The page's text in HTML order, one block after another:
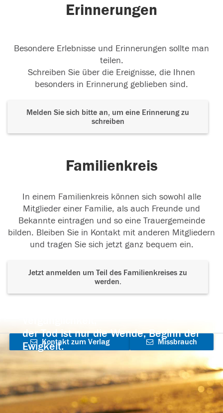
Erinnerungen
Besondere Erlebnisse und Erinnerungen sollte man
teilen.
Schreiben Sie über die Ereignisse, die Ihnen
besonders in Erinnerung geblieben sind.
Melden Sie sich bitte an, um eine Erinnerung zu
schreiben
Familienkreis
In einem Familienkreis können sich sowohl alle
Mitglieder einer Familie, als auch Freunde und
Bekannte eintragen und so eine Trauergemeinde
bilden. Bleiben Sie in Kontakt mit anderen Mitgliedern
und tragen Sie sich jetzt ganz bequem ein.
Jetzt anmelden um Teil des Familienkreises zu
werden.
der Tod ist nur die Wende, Beginn der
Ewigkeit.
Kontakt zum Verlag
aufnehmen
Missbrauch